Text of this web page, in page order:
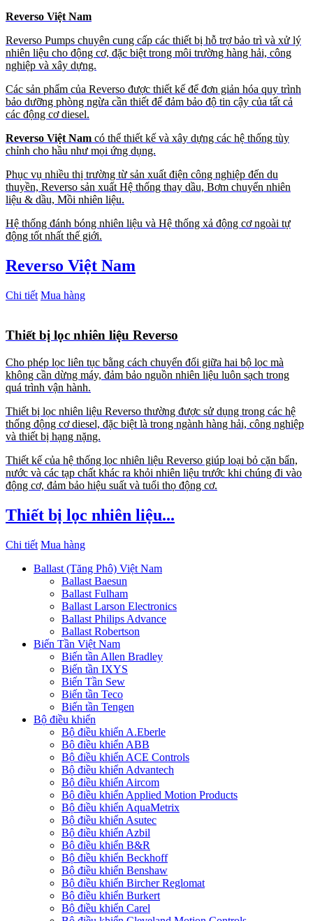
Reverso Việt Nam
Reverso Pumps chuyên cung cấp các thiết bị hỗ trợ bảo trì và xử lý
nhiên liệu cho động cơ, đặc biệt trong môi trường hàng hải, công
nghiệp và xây dựng.
Các sản phẩm của Reverso được thiết kế để đơn giản hóa quy trình
bảo dưỡng phòng ngừa cần thiết để đảm bảo độ tin cậy của tất cả
các động cơ diesel.
Reverso Việt Nam có thể thiết kế và xây dựng các hệ thống tùy
chỉnh cho hầu như mọi ứng dụng.
Phục vụ nhiều thị trường từ sản xuất điện công nghiệp đến du
thuyền, Reverso sản xuất Hệ thống thay dầu, Bơm chuyển nhiên
liệu & dầu, Mồi nhiên liệu.
Hệ thống đánh bóng nhiên liệu và Hệ thống xả động cơ ngoài tự
động tốt nhất thế giới.
Reverso Việt Nam
Chi tiết Mua hàng
Thiết bị lọc nhiên liệu Reverso
Cho phép lọc liên tục bằng cách chuyển đổi giữa hai bộ lọc mà
không cần dừng máy, đảm bảo nguồn nhiên liệu luôn sạch trong
quá trình vận hành.
Thiết bị lọc nhiên liệu Reverso thường được sử dụng trong các hệ
thống động cơ diesel, đặc biệt là trong ngành hàng hải, công nghiệp
và thiết bị hạng nặng.
Thiết kế của hệ thống lọc nhiên liệu Reverso giúp loại bỏ cặn bẩn,
nước và các tạp chất khác ra khỏi nhiên liệu trước khi chúng đi vào
động cơ, đảm bảo hiệu suất và tuổi thọ động cơ.
Thiết bị lọc nhiên liệu...
Chi tiết Mua hàng
Ballast (Tăng Phô) Việt Nam
Ballast Baesun
Ballast Fulham
Ballast Larson Electronics
Ballast Philips Advance
Ballast Robertson
Biến Tần Việt Nam
Biến tần Allen Bradley
Biến tần IXYS
Biến Tần Sew
Biến tần Teco
Biến tần Tengen
Bộ điều khiển
Bộ điều khiển A.Eberle
Bộ điều khiển ABB
Bộ điều khiển ACE Controls
Bộ điều khiển Advantech
Bộ điều khiển Aircom
Bộ điều khiển Applied Motion Products
Bộ điều khiển AquaMetrix
Bộ điều khiển Asutec
Bộ điều khiển Azbil
Bộ điều khiển B&R
Bộ điều khiển Beckhoff
Bộ điều khiển Benshaw
Bộ điều khiển Bircher Reglomat
Bộ điều khiển Burkert
Bộ điều khiển Carel